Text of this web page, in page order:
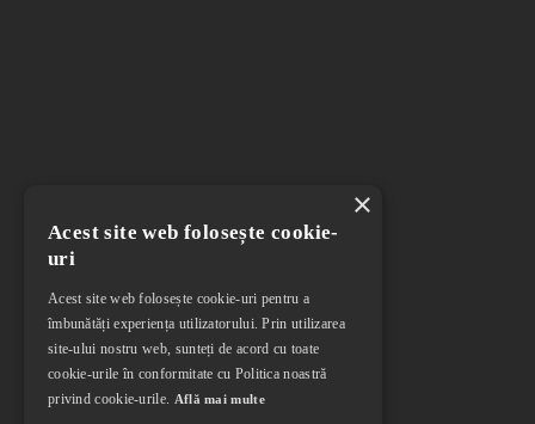
×
Acest site web folosește cookie-
uri
Acest site web folosește cookie-uri pentru a
îmbunătăți experiența utilizatorului. Prin utilizarea
site-ului nostru web, sunteți de acord cu toate
cookie-urile în conformitate cu Politica noastră
privind cookie-urile. Află mai multe